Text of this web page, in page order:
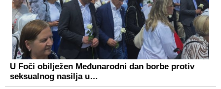
U Foči obilježen Međunarodni dan borbe protiv
seksualnog nasilja u…